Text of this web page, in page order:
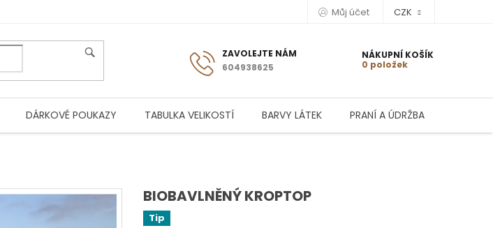
Můj účet CZK
604938625
NÁKUPNÍ KOŠÍK
0 položek
DÁRKOVÉ POUKAZY TABULKA VELIKOSTÍ BARVY LÁTEK PRANÍ A ÚDRŽBA
BIOBAVLNĚNÝ KROPTOP
Tip